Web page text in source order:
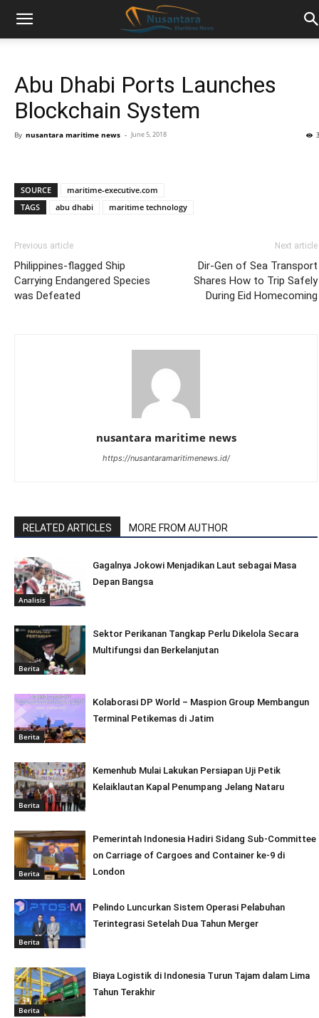
Abu Dhabi Ports Launches
Blockchain System
By nusantara maritime news - June 5, 2018
SOURCE
maritime-executive.com
TAGS
abu dhabi maritime technology
Previous article
Philippines-flagged Ship
Carrying Endangered Species
was Defeated
Next article
Dir-Gen of Sea Transport
Shares How to Trip Safely
During Eid Homecoming
nusantara maritime news
https://nusantaramaritimenews.id/
RELATED ARTICLES MORE FROM AUTHOR
Analisis
Gagalnya Jokowi Menjadikan Laut sebagai Masa
Depan Bangsa
Berita
Sektor Perikanan Tangkap Perlu Dikelola Secara
Multifungsi dan Berkelanjutan
Berita
Kolaborasi DP World – Maspion Group Membangun
Terminal Petikemas di Jatim
Berita
Kemenhub Mulai Lakukan Persiapan Uji Petik
Kelaiklautan Kapal Penumpang Jelang Nataru
Berita
Pemerintah Indonesia Hadiri Sidang Sub-Committee
on Carriage of Cargoes and Container ke-9 di
London
Berita
Pelindo Luncurkan Sistem Operasi Pelabuhan
Terintegrasi Setelah Dua Tahun Merger
Berita
Biaya Logistik di Indonesia Turun Tajam dalam Lima
Tahun Terakhir